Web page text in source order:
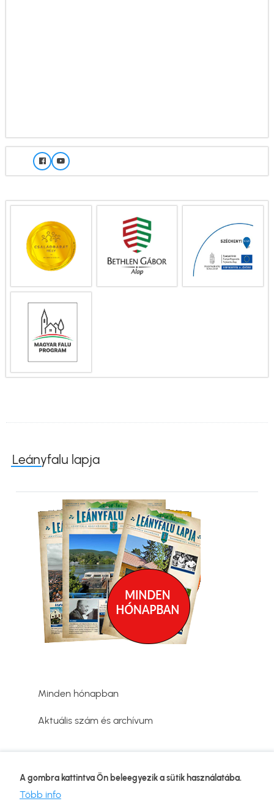
Leányfalu lapja
Minden hónapban
Aktuális szám és archívum
Lábléc
Adatvédelmi tájékoztató
Kapcsolat
A gombra kattintva Ön beleegyezik a sütik használatába.
Több info